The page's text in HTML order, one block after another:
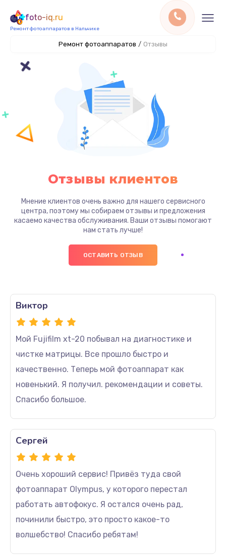
foto-iq.ru
Ремонт фотоаппаратов в Нальчике
Ремонт фотоаппаратов / Отзывы
Отзывы клиентов
Мнение клиентов очень важно для нашего сервисного
центра, поэтому мы собираем отзывы и предложения
касаемо качества обслуживания. Ваши отзывы помогают
нам стать лучше!
ОСТАВИТЬ ОТЗЫВ
Мой Fujifilm xt-20 побывал на диагностике и
чистке матрицы. Все прошло быстро и
качественно. Теперь мой фотоаппарат как
новенький. Я получил. рекомендации и советы.
Спасибо большое.
Виктор
Очень хороший сервис! Привёз туда свой
фотоаппарат Olympus, у которого перестал
работать автофокус. Я остался очень рад,
починили быстро, это просто какое-то
волшебство! Спасибо ребятам!
Сергей